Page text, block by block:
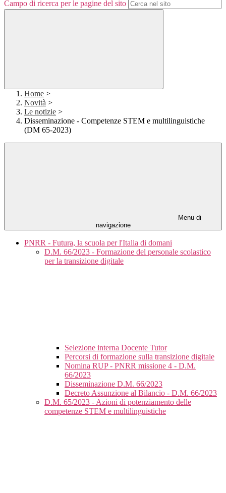
Campo di ricerca per le pagine del sito
Home >
Novità >
Le notizie >
Disseminazione - Competenze STEM e multilinguistiche
(DM 65-2023)
Menu di
navigazione
PNRR - Futura, la scuola per l'Italia di domani
D.M. 66/2023 - Formazione del personale scolastico
per la transizione digitale
Selezione interna Docente Tutor
Percorsi di formazione sulla transizione digitale
Nomina RUP - PNRR missione 4 - D.M.
66/2023
Disseminazione D.M. 66/2023
Decreto Assunzione al Bilancio - D.M. 66/2023
D.M. 65/2023 - Azioni di potenziamento delle
competenze STEM e multilinguistiche